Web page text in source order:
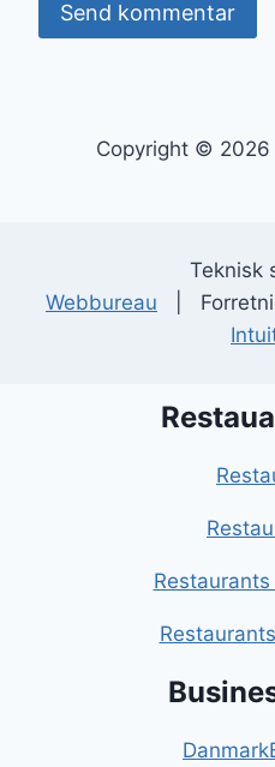
Copyright ©
Teknisk
Webbureau |